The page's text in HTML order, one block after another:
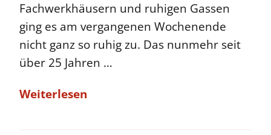
Fachwerkhäusern und ruhigen Gassen
ging es am vergangenen Wochenende
nicht ganz so ruhig zu. Das nunmehr seit
über 25 Jahren …
Weiterlesen